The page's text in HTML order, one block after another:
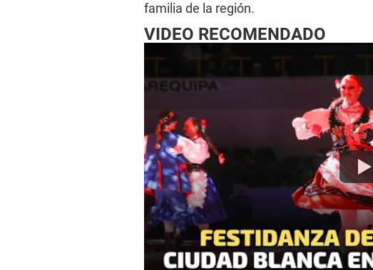
familia de la región.
VIDEO RECOMENDADO